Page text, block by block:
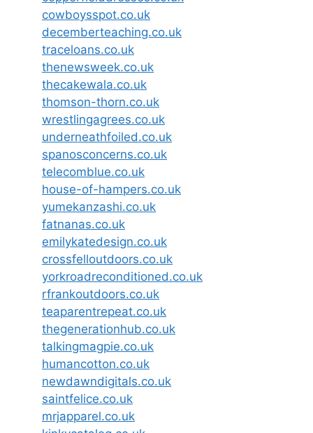
cowboysspot.co.uk
decemberteaching.co.uk
traceloans.co.uk
thenewsweek.co.uk
thecakewala.co.uk
thomson-thorn.co.uk
wrestlingagrees.co.uk
underneathfoiled.co.uk
spanosconcerns.co.uk
telecomblue.co.uk
house-of-hampers.co.uk
yumekanzashi.co.uk
fatnanas.co.uk
emilykatedesign.co.uk
crossfelloutdoors.co.uk
yorkroadreconditioned.co.uk
rfrankoutdoors.co.uk
teaparentrepeat.co.uk
thegenerationhub.co.uk
talkingmagpie.co.uk
humancotton.co.uk
newdawndigitals.co.uk
saintfelice.co.uk
mrjapparel.co.uk